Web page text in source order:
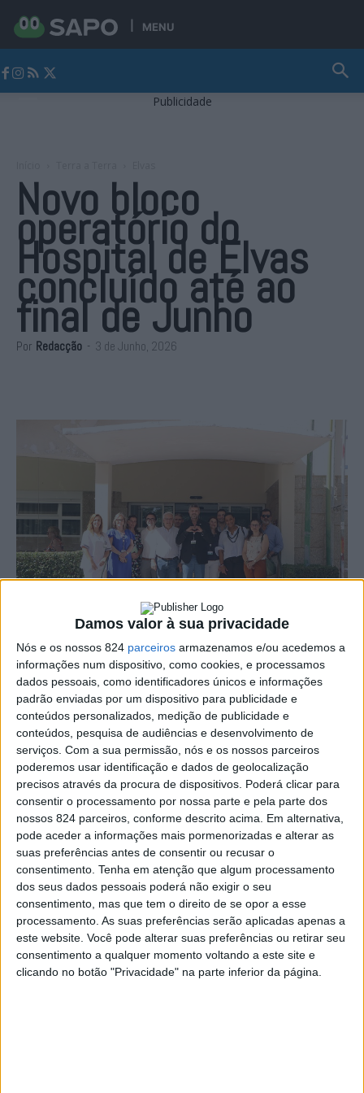
Damos valor à sua privacidade
Nós e os nossos 824 parceiros armazenamos e/ou acedemos a
informações num dispositivo, como cookies, e processamos
dados pessoais, como identificadores únicos e informações
padrão enviadas por um dispositivo para publicidade e
conteúdos personalizados, medição de publicidade e
conteúdos, pesquisa de audiências e desenvolvimento de
serviços. Com a sua permissão, nós e os nossos parceiros
poderemos usar identificação e dados de geolocalização
precisos através da procura de dispositivos. Poderá clicar para
consentir o processamento por nossa parte e pela parte dos
nossos 824 parceiros, conforme descrito acima. Em alternativa,
pode aceder a informações mais pormenorizadas e alterar as
suas preferências antes de consentir ou recusar o
consentimento. Tenha em atenção que algum processamento
dos seus dados pessoais poderá não exigir o seu
consentimento, mas que tem o direito de se opor a esse
processamento. As suas preferências serão aplicadas apenas a
este website. Você pode alterar suas preferências ou retirar seu
consentimento a qualquer momento voltando a este site e
clicando no botão "Privacidade" na parte inferior da página.
MENU
Publicidade
Novo bloco
operatório do
Hospital de Elvas
concluído até ao
final de Junho
Por Redacção - 3 de Junho, 2026
O Hospital de Santa Luzia, em Elvas, deverá concluir
até ao final deste mês a obra do novo bloco operatório,
que contará com três salas de operações, uma das quais
destinada exclusivamente a situações de emergência.
A informação foi transmitida pelo Conselho de
Administração da Unidade Local de Saúde do Alto
Alentejo durante uma reunião com a Câmara Municipal de
Elvas, que serviu para fazer um ponto de situação dos
investimentos em curso na unidade hospitalar.
Além do novo bloco operatório, o hospital encontra-se a